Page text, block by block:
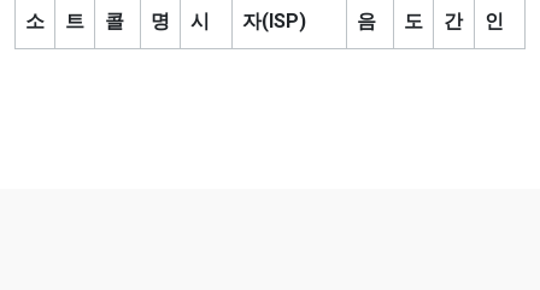
소
트
콜
명
시
자(ISP)
음
도
간
인